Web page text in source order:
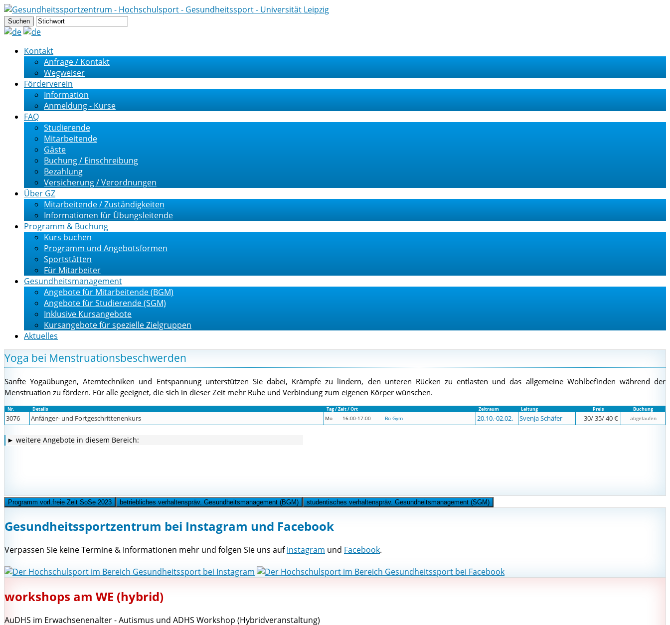
Kontakt
Anfrage / Kontakt
Wegweiser
Förderverein
Information
Anmeldung - Kurse
FAQ
Studierende
Mitarbeitende
Gäste
Buchung / Einschreibung
Bezahlung
Versicherung / Verordnungen
Über GZ
Mitarbeitende / Zuständigkeiten
Informationen für Übungsleitende
Programm & Buchung
Kurs buchen
Programm und Angebotsformen
Sportstätten
Für Mitarbeiter
Gesundheitsmanagement
Angebote für Mitarbeitende (BGM)
Angebote für Studierende (SGM)
Inklusive Kursangebote
Kursangebote für spezielle Zielgruppen
Aktuelles
Yoga bei Menstruationsbeschwerden
Sanfte Yogaübungen, Atemtechniken und Entspannung unterstützen Sie dabei, Krämpfe zu lindern, den unteren Rücken zu entlasten und das allgemeine Wohlbefinden während der
Menstruation zu fördern. Für alle geeignet, die sich in dieser Zeit mehr Ruhe und Verbindung zum eigenen Körper wünschen.
Nr. Details Tag / Zeit / Ort Zeitraum Leitung Preis Buchung
3076 Anfänger- und Fortgeschrittenenkurs Mo 16:00-17:00 Bo Gym 20.10.-02.02. Svenja Schäfer 30/ 35/ 40 € abgelaufen
► weitere Angebote in diesem Bereich:
Programm vorl.freie Zeit SoSe 2023 betriebliches verhaltenspräv. Gesundheitsmanagement (BGM) studentisches verhaltenspräv. Gesundheitsmanagement (SGM)
Gesundheitssportzentrum bei Instagram und Facebook
Verpassen Sie keine Termine & Informationen mehr und folgen Sie uns aufInstagram und Facebook.
workshops am WE (hybrid)
AuDHS im Erwachsenenalter - Autismus und ADHS Workshop (Hybridveranstaltung)